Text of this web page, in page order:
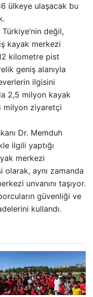
ülkeye ulaşacak bu
değil,
kayak merkezi
kilometre pist
geniş alanıyla
ilgisini
2,5 milyon kayak
milyon ziyaretçi
Dr. Memduh
ilgili yaptığı
merkezi
olarak, aynı zamanda
unvanını taşıyor.
güvenliği ve
kullandı.